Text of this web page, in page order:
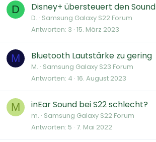
D Disney+ übersteuert den Sound
D. Samsung Galaxy S22 Forum
Antworten 3 15. März 2023
M Bluetooth Lautstärke zu gering
M. Samsung Galaxy S23 Forum
Antworten 4 16. August 2023
M inEar Sound bei S22 schlecht?
m. Samsung Galaxy S22 Forum
Antworten 5 7. Mai 2022